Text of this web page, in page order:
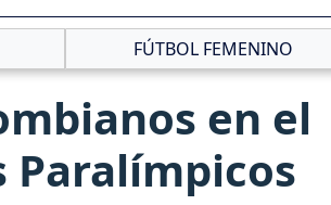
FÚTBOL FEMENINO
en el
Paralímpicos